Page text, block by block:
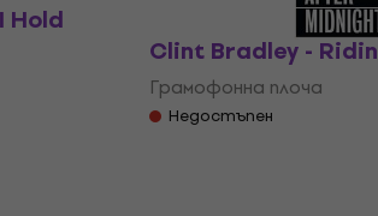
Hold
Clint Bradley -
Грамофонна плоча
Недостъпен